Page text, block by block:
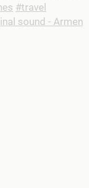
#travel
sound - Armen